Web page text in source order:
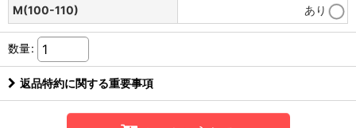
M(100-110)
あり
数量:
返品特約に関する重要事項